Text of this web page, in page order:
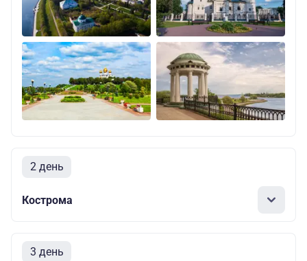
2 день
Кострома
3 день